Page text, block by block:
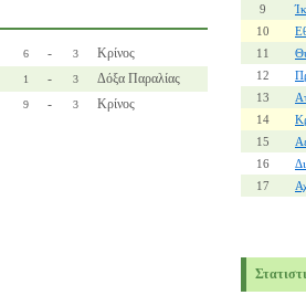
6 - 3
Κρίνος
1 - 3
Δόξα Παραλίας
9 - 3 Κρίνος
9
10
11
12
13
14
15
16
17